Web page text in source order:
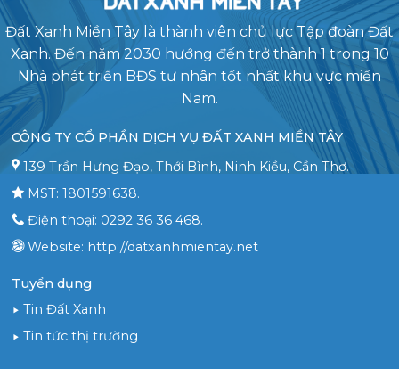
Đất Xanh Miền Tây là thành viên chủ lực Tập đoàn Đất
Xanh. Đến năm 2030 hướng đến trở thành 1 trong 10
Nhà phát triển BĐS tư nhân tốt nhất khu vực miền
Nam.
CÔNG TY CỔ PHẦN DỊCH VỤ ĐẤT XANH MIỀN TÂY
139 Trần Hưng Đạo, Thới Bình, Ninh Kiều, Cần Thơ.
MST: 1801591638.
Điện thoại: 0292 36 36 468.
Website: http://datxanhmientay.net
Tuyển dụng
Tin Đất Xanh
Tin tức thị trường